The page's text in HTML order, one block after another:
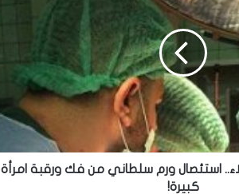
استئصال ورم سلطاني من فك ورقبة امرأة
كبيرة!